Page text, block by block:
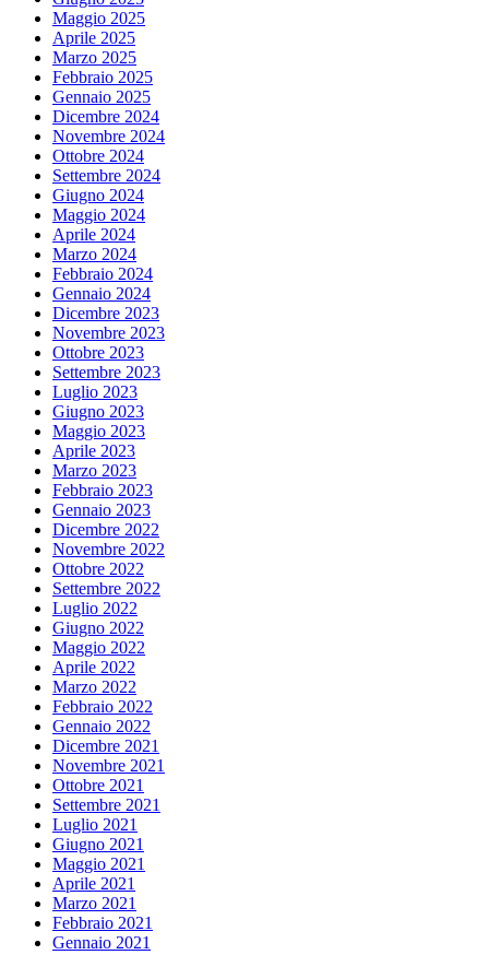
Maggio 2025
Aprile 2025
Marzo 2025
Febbraio 2025
Gennaio 2025
Dicembre 2024
Novembre 2024
Ottobre 2024
Settembre 2024
Giugno 2024
Maggio 2024
Aprile 2024
Marzo 2024
Febbraio 2024
Gennaio 2024
Dicembre 2023
Novembre 2023
Ottobre 2023
Settembre 2023
Luglio 2023
Giugno 2023
Maggio 2023
Aprile 2023
Marzo 2023
Febbraio 2023
Gennaio 2023
Dicembre 2022
Novembre 2022
Ottobre 2022
Settembre 2022
Luglio 2022
Giugno 2022
Maggio 2022
Aprile 2022
Marzo 2022
Febbraio 2022
Gennaio 2022
Dicembre 2021
Novembre 2021
Ottobre 2021
Settembre 2021
Luglio 2021
Giugno 2021
Maggio 2021
Aprile 2021
Marzo 2021
Febbraio 2021
Gennaio 2021